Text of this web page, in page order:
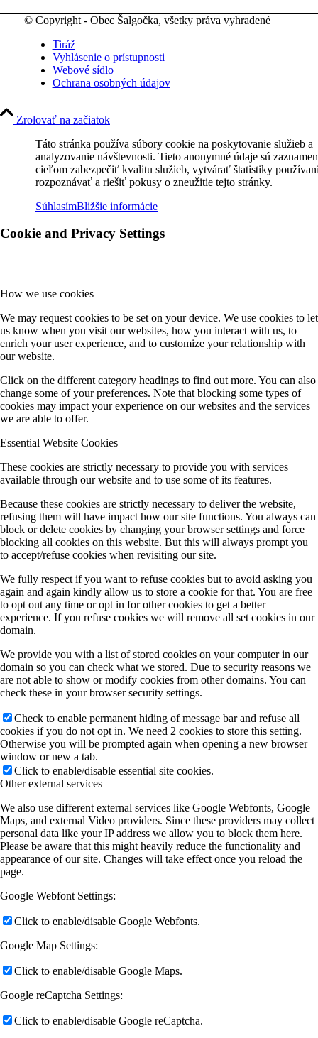
© Copyright - Obec Šalgočka, všetky práva vyhradené
Tiráž
Vyhlásenie o prístupnosti
Webové sídlo
Ochrana osobných údajov
Zrolovať na začiatok
Táto stránka používa súbory cookie na poskytovanie služieb a
analyzovanie návštevnosti. Tieto anonymné údaje sú
cieľom zabezpečiť kvalitu služieb, vytvárať štatistiky
rozpoznávať a riešiť pokusy o zneužitie tejto stránky.
SúhlasímBližšie informácie
Cookie and Privacy Settings
How we use cookies
We may request cookies to be set on your device. We use cookies to let
us know when you visit our websites, how you interact with us, to
enrich your user experience, and to customize your relationship with
our website.
Click on the different category headings to find out more. You can also
change some of your preferences. Note that blocking some types of
cookies may impact your experience on our websites and the services
we are able to offer.
Essential Website Cookies
These cookies are strictly necessary to provide you with services
available through our website and to use some of its features.
Because these cookies are strictly necessary to deliver the website,
refusing them will have impact how our site functions. You always can
block or delete cookies by changing your browser settings and force
blocking all cookies on this website. But this will always prompt you
to accept/refuse cookies when revisiting our site.
We fully respect if you want to refuse cookies but to avoid asking you
again and again kindly allow us to store a cookie for that. You are free
to opt out any time or opt in for other cookies to get a better
experience. If you refuse cookies we will remove all set cookies in our
domain.
We provide you with a list of stored cookies on your computer in our
domain so you can check what we stored. Due to security reasons we
are not able to show or modify cookies from other domains. You can
check these in your browser security settings.
Check to enable permanent hiding of message bar and refuse all
cookies if you do not opt in. We need 2 cookies to store this setting.
Otherwise you will be prompted again when opening a new browser
window or new a tab.
Click to enable/disable essential site cookies.
Other external services
We also use different external services like Google Webfonts, Google
Maps, and external Video providers. Since these providers may collect
personal data like your IP address we allow you to block them here.
Please be aware that this might heavily reduce the functionality and
appearance of our site. Changes will take effect once you reload the
page.
Google Webfont Settings:
Click to enable/disable Google Webfonts.
Google Map Settings:
Click to enable/disable Google Maps.
Google reCaptcha Settings:
Click to enable/disable Google reCaptcha.